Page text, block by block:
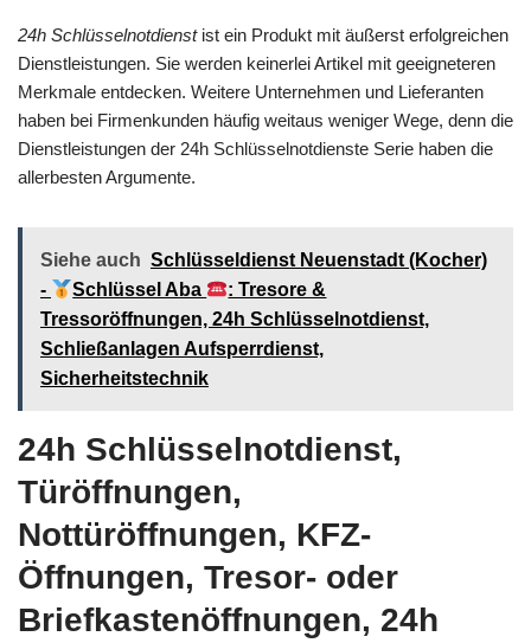
24h Schlüsselnotdienstist ein Produkt mit äußerst erfolgreichen
Dienstleistungen. Sie werden keinerlei Artikel mit geeigneteren
Merkmale entdecken. Weitere Unternehmen und Lieferanten
haben bei Firmenkunden häufig weitaus weniger Wege, denn die
Dienstleistungen der 24h Schlüsselnotdienste Serie haben die
allerbesten Argumente.
Siehe auch Schlüsseldienst Neuenstadt (Kocher)
-
Schlüssel Aba
: Tresore &
Tressoröffnungen, 24h Schlüsselnotdienst,
Schließanlagen Aufsperrdienst,
Sicherheitstechnik
24h Schlüsselnotdienst,
Türöffnungen,
Nottüröffnungen, KFZ-
Öffnungen, Tresor- oder
Briefkastenöffnungen, 24h